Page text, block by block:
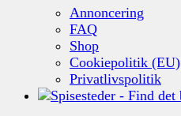
Annoncering
FAQ
Shop
Cookiepolitik (EU)
Privatlivspolitik